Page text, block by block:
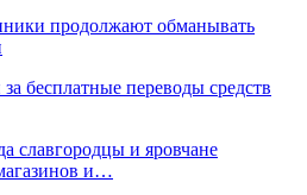
продолжают обманывать
бесплатные переводы средств
славгородцы и яровчане
и…